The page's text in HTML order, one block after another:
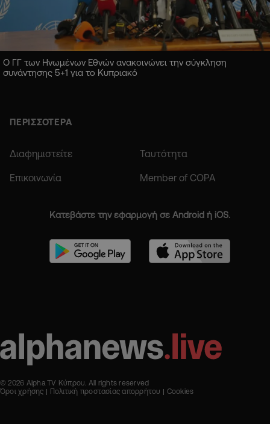
Ο ΓΓ των Ηνωμένων Εθνών ανακοινώνει την σύγκληση
συνάντησης 5+1 για το Κυπριακό
ΠΕΡΙΣΣΟΤΕΡΑ
Διαφημιστείτε Ταυτότητα
Επικοινωνία Member of COPA
Κατεβάστε την εφαρμογή σε Android ή iOS.
© 2026 Alpha TV Κύπρου. All rights reserved
Όροι χρήσης
Πολιτική προστασίας απορρήτου Cookies